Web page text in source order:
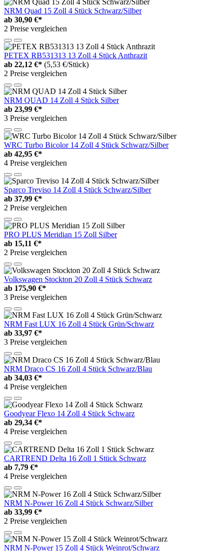
NRM Quad 15 Zoll 4 Stück Schwarz/Silber
ab 30,90 €*
2 Preise vergleichen
PETEX RB531313 13 Zoll 4 Stück Anthrazit
ab 22,12 €* (5,53 €/Stück)
2 Preise vergleichen
NRM QUAD 14 Zoll 4 Stück Silber
ab 23,99 €*
3 Preise vergleichen
WRC Turbo Bicolor 14 Zoll 4 Stück Schwarz/Silber
ab 42,95 €*
4 Preise vergleichen
Sparco Treviso 14 Zoll 4 Stück Schwarz/Silber
ab 37,99 €*
2 Preise vergleichen
PRO PLUS Meridian 15 Zoll Silber
ab 15,11 €*
2 Preise vergleichen
Volkswagen Stockton 20 Zoll 4 Stück Schwarz
ab 175,90 €*
3 Preise vergleichen
NRM Fast LUX 16 Zoll 4 Stück Grün/Schwarz
ab 33,97 €*
3 Preise vergleichen
NRM Draco CS 16 Zoll 4 Stück Schwarz/Blau
ab 34,03 €*
4 Preise vergleichen
Goodyear Flexo 14 Zoll 4 Stück Schwarz
ab 29,34 €*
4 Preise vergleichen
CARTREND Delta 16 Zoll 1 Stück Schwarz
ab 7,79 €*
4 Preise vergleichen
NRM N-Power 16 Zoll 4 Stück Schwarz/Silber
ab 33,99 €*
2 Preise vergleichen
NRM N-Power 15 Zoll 4 Stück Weinrot/Schwarz